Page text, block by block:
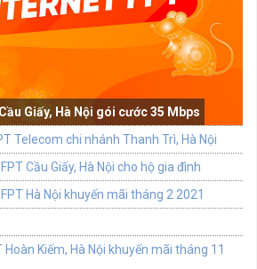
Giấy, Hà Nội gói cước 35 Mbps
Telecom chi nhánh Thanh Trì, Hà Nội
Cầu Giấy, Hà Nội cho hộ gia đình
Hà Nội khuyến mãi tháng 2 2021
Hoàn Kiếm, Hà Nội khuyến mãi tháng 11